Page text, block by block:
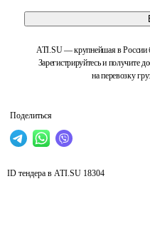
ATI.SU — крупнейшая в России
Зарегистрируйтесь и получите
на перевозку
Поделиться
ID тендера в ATI.SU 18304